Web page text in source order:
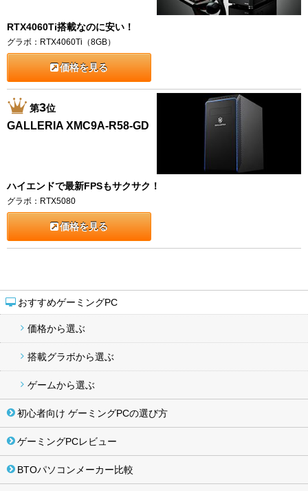
おすすめゲーミングPC
価格から選ぶ
搭載グラボから選ぶ
ゲームから選ぶ
初心者向け ゲーミングPCの選び方
ゲーミングPCレビュー
BTOパソコンメーカー比較
RTX4060Ti搭載なのに安い！
グラボ：RTX4060Ti（8GB）
価格を見る
第3位
GALLERIA XMC9A-R58-GD
ハイエンドで最新FPSもサクサク！
グラボ：RTX5080
価格を見る